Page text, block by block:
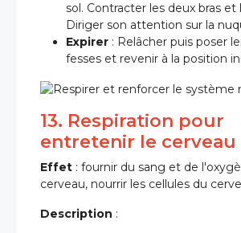
sol. Contracter les deux bras et
Diriger son attention sur la
Expirer : Relâcher puis poser
fesses et revenir à la position
13. Respiration pour
entretenir le cerveau
Effet : fournir du sang et de
cerveau, nourrir les cellules du
Description :